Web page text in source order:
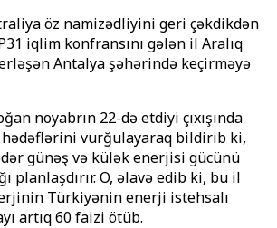
öz namizədliyini geri çəkdikdən
iqlim konfransını gələn il Aralıq
Antalya şəhərində keçirməyə
noyabrın 22-də etdiyi çıxışında
vurğulayaraq bildirib ki,
günəş və külək enerjisi gücünü
planlaşdırır. O, əlavə edib ki, bu il
Türkiyənin enerji istehsalı
artıq 60 faizi ötüb.